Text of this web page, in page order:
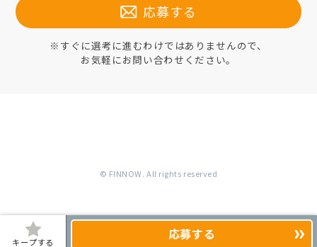
応募する
※すぐに選考に進むわけではありませんので、
お気軽にお問い合わせください。
応募する
© FINNOW. All rights reserved